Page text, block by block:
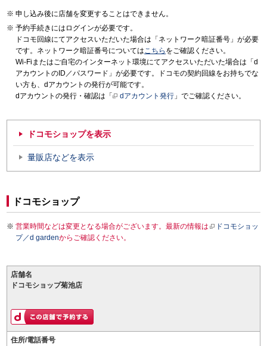
申し込み後に店舗を変更することはできません。
予約手続きにはログインが必要です。
ドコモ回線にてアクセスいただいた場合は「ネットワーク暗証番号」が必要
です。ネットワーク暗証番号についてはこちら をご確認ください。
Wi-Fiまたはご自宅のインターネット環境にてアクセスいただいた場合は「d
アカウントのID／パスワード」が必要です。ドコモの契約回線をお持ちでな
い方も、dアカウントの発行が可能です。
dアカウントの発行・確認は「
dアカウント発行 」でご確認ください。
ドコモショップを表示
量販店などを表示
ドコモショップ
営業時間などは変更となる場合がございます。最新の情報は
ドコモショッ
プ／d gardenからご確認ください。
店舗名
ドコモショップ菊池店
住所/電話番号